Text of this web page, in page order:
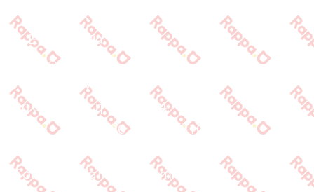
Τράπεζες
Επικοινωνία
Επικοινωνία
Ιωνος Δραγούμη 14
Θεσσαλονίκη · 54624
+30 2310 277104
info@gounaridis.com